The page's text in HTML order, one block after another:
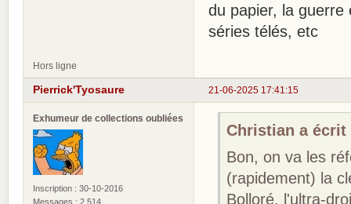
du papier, la guerre
séries télés, etc
Hors ligne
21-06-2025 17:41:15
Pierrick'Tyosaure
Exhumeur de collections oubliées
Inscription : 30-10-2016
Messages : 2 514
Christian a écrit
Bon, on va les
(rapidement) la
Bolloré, l'ultra-